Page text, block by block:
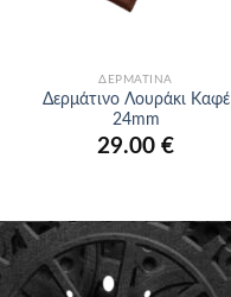
ΔΕΡΜΆΤΙΝΑ
Δερμάτινο Λουράκι Καφέ
24mm
29.00 €